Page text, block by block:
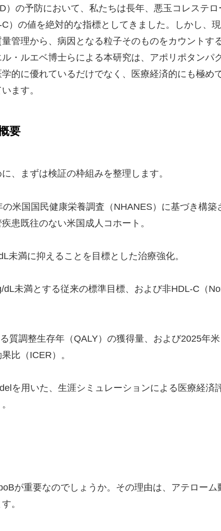
）の予防において、私たちは長年、悪玉コレステロ
）の値を絶対的な指標としてきました。しかし、
管理から、病因となる粒子そのものをカウントす
・ルエベ博士らによる本研究は、アポリポタンパ
的に優れているだけでなく、医療経済的にも極め
ます。
要
、まずは検証の枠組みを整理します。
米国国民健康栄養調査（NHANES）に基づき構築
患既往のない米国成人コホート。
未満に抑えることを目標とした治療強化。
未満とする従来の標準目標、および非HDL-C（
質調整生存年（QALY）の獲得量、および2025年
比（ICER）。
を用いた、生涯シミュレーションによる医療経済
が重要なのでしょうか。その理由は、アテローム
。